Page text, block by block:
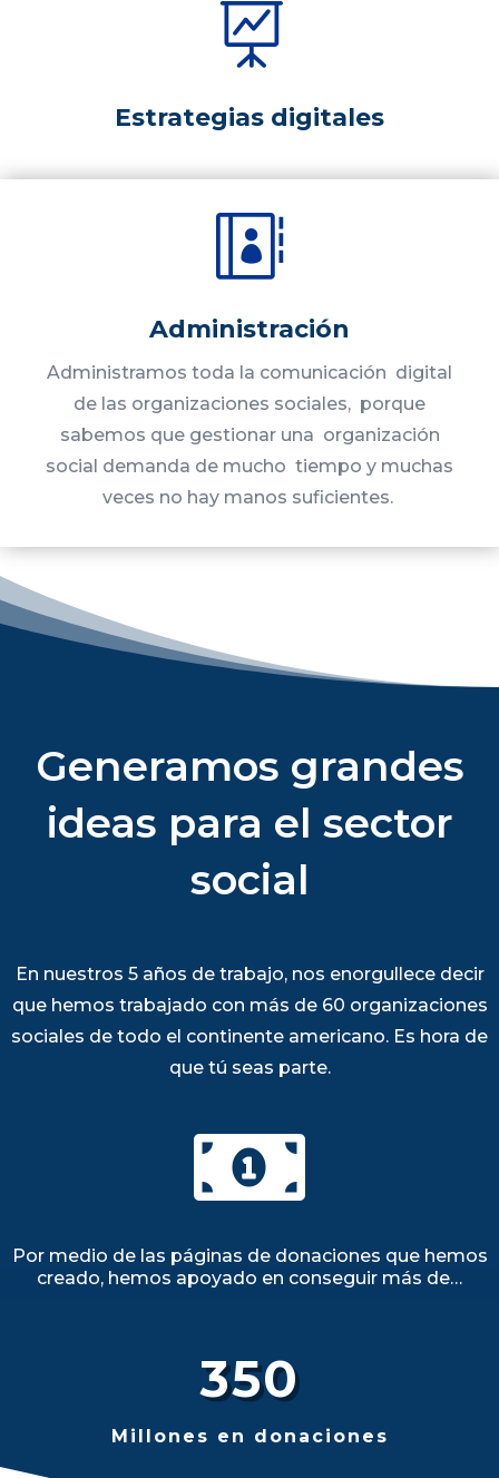

Estrategias digitales

Administración
Administramos toda la comunicación digital
de las organizaciones sociales, porque
sabemos que gestionar una organización
social demanda de mucho tiempo y muchas
veces no hay manos suficientes.
Generamos grandes
ideas para el sector
social
En nuestros 5 años de trabajo, nos enorgullece decir
que hemos trabajado con más de 60 organizaciones
sociales de todo el continente americano. Es hora de
que tú seas parte.

Por medio de las páginas de donaciones que hemos
creado, hemos apoyado en conseguir más de…
350
Millones en donaciones